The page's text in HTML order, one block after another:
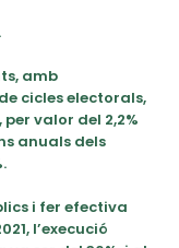
amb
cicles electorals,
valor del 2,2%
anuals dels
i fer efectiva
l’execució